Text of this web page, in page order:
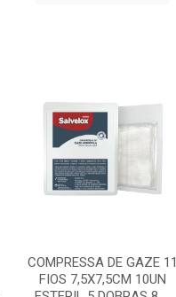
COMPRESSA DE GAZE 11
FIOS 7,5X7,5CM 10UN